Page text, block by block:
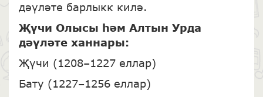
дәүләте барлыкк килә.
Җүчи Олысы һәм Алтын Урда
дәүләте ханнары:
Җүчи (1208–1227 еллар)
Бату (1227–1256 еллар)